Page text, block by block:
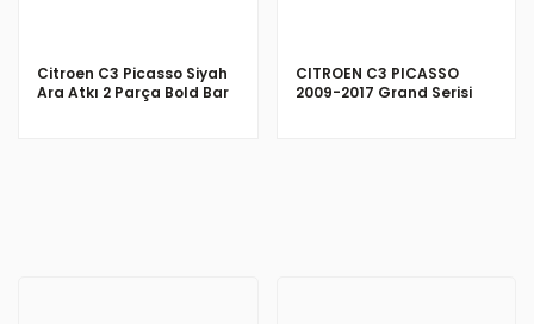
Citroen C3 Picasso Siyah
Ara Atkı 2 Parça Bold Bar
CITROEN C3 PICASSO
2009-2017 Grand Serisi